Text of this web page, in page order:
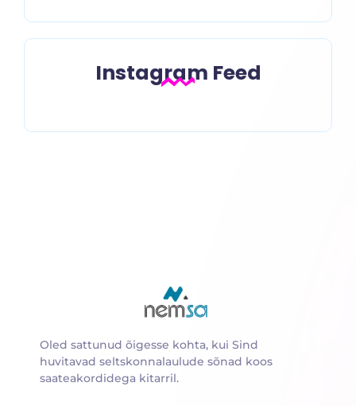
Instagram Feed
Oled sattunud õigesse kohta, kui Sind
huvitavad seltskonnalaulude sõnad koos
saateakordidega kitarril.